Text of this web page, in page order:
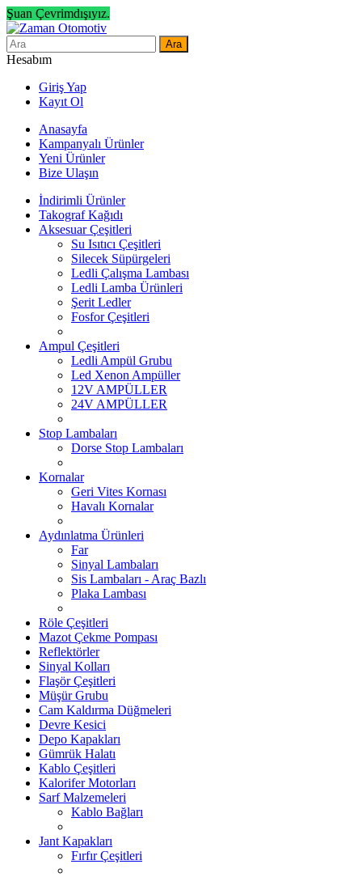
Şuan Çevrimdışıyız.
Ara
Hesabım
Giriş Yap
Kayıt Ol
Anasayfa
Kampanyalı Ürünler
Yeni Ürünler
Bize Ulaşın
İndirimli Ürünler
Takograf Kağıdı
Aksesuar Çeşitleri
Su Isıtıcı Çeşitleri
Silecek Süpürgeleri
Ledli Çalışma Lambası
Ledli Lamba Ürünleri
Şerit Ledler
Fosfor Çeşitleri
Ampul Çeşitleri
Ledli Ampül Grubu
Led Xenon Ampüller
12V AMPÜLLER
24V AMPÜLLER
Stop Lambaları
Dorse Stop Lambaları
Kornalar
Geri Vites Kornası
Havalı Kornalar
Aydınlatma Ürünleri
Far
Sinyal Lambaları
Sis Lambaları - Araç Bazlı
Plaka Lambası
Röle Çeşitleri
Mazot Çekme Pompası
Reflektörler
Sinyal Kolları
Flaşör Çeşitleri
Müşür Grubu
Cam Kaldırma Düğmeleri
Devre Kesici
Depo Kapakları
Gümrük Halatı
Kablo Çeşitleri
Kalorifer Motorları
Sarf Malzemeleri
Kablo Bağları
Jant Kapakları
Fırfır Çeşitleri